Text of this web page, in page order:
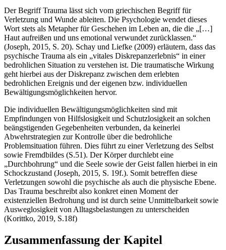
Der Begriff Trauma lässt sich vom griechischen Begriff für
Verletzung und Wunde ableiten. Die Psychologie wendet dieses
Wort stets als Metapher für Geschehen im Leben an, die die „[…]
Haut aufreißen und uns emotional verwundet zurücklassen.“
(Joseph, 2015, S. 20). Schay und Liefke (2009) erläutern, dass das
psychische Trauma als ein „vitales Diskrepanzerlebnis“ in einer
bedrohlichen Situation zu verstehen ist. Die traumatische Wirkung
geht hierbei aus der Diskrepanz zwischen dem erlebten
bedrohlichen Ereignis und der eigenen bzw. individuellen
Bewältigungsmöglichkeiten hervor.
Die individuellen Bewältigungsmöglichkeiten sind mit
Empfindungen von Hilfslosigkeit und Schutzlosigkeit an solchen
beängstigenden Gegebenheiten verbunden, da keinerlei
Abwehrstrategien zur Kontrolle über die bedrohliche
Problemsituation führen. Dies führt zu einer Verletzung des Selbst
sowie Fremdbildes (S.51). Der Körper durchlebt eine
„Durchbohrung“ und die Seele sowie der Geist fallen hierbei in ein
Schockzustand (Joseph, 2015, S. 19f.). Somit betreffen diese
Verletzungen sowohl die psychische als auch die physische Ebene.
Das Trauma beschreibt also konkret einen Moment der
existenziellen Bedrohung und ist durch seine Unmittelbarkeit sowie
Ausweglosigkeit von Alltagsbelastungen zu unterscheiden
(Korittko, 2019, S.18f)
Zusammenfassung der Kapitel